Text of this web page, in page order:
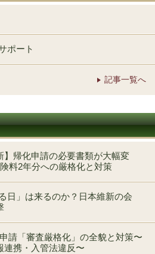
ポート
記事一覧へ
】帰化申請の必要書類が大幅変
料2年分への厳格化と対策
日」は来るのか？日本維新の会
請「審査厳格化」の全貌と対策〜
連携・入管法違反〜